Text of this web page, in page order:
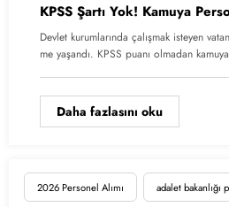
2026 Personel Alımı adalet bakanlığı
KPSS Şartı Yok! Kamuya
Devlet kurumlarında çalışmak isteyen
me yaşandı. KPSS puanı olmadan
Daha fazlasını oku